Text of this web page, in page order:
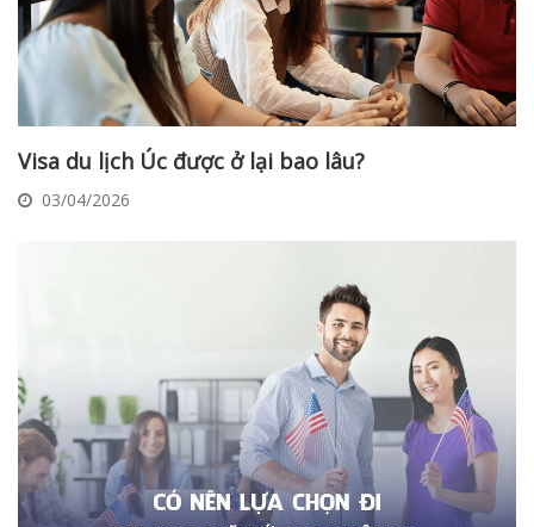
Visa du lịch Úc được ở lại bao lâu?
03/04/2026